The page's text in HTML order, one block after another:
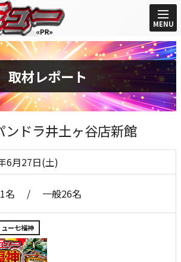
MENU
取材レポート
ンドラ井土ヶ谷店新館
6月27日(土)
名 / 一般26名
ー七福神